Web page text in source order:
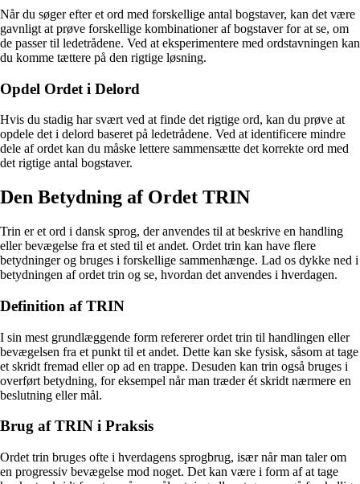
Når du søger efter et ord med forskellige antal bogstaver, kan det være
gavnligt at prøve forskellige kombinationer af bogstaver for at se, om
de passer til ledetrådene. Ved at eksperimentere med ordstavningen kan
du komme tættere på den rigtige løsning.
Opdel Ordet i Delord
Hvis du stadig har svært ved at finde det rigtige ord, kan du prøve at
opdele det i delord baseret på ledetrådene. Ved at identificere mindre
dele af ordet kan du måske lettere sammensætte det korrekte ord med
det rigtige antal bogstaver.
Den Betydning af Ordet TRIN
Trin er et ord i dansk sprog, der anvendes til at beskrive en handling
eller bevægelse fra et sted til et andet. Ordet trin kan have flere
betydninger og bruges i forskellige sammenhænge. Lad os dykke ned i
betydningen af ordet trin og se, hvordan det anvendes i hverdagen.
Definition af TRIN
I sin mest grundlæggende form refererer ordet trin til handlingen eller
bevægelsen fra et punkt til et andet. Dette kan ske fysisk, såsom at tage
et skridt fremad eller op ad en trappe. Desuden kan trin også bruges i
overført betydning, for eksempel når man træder ét skridt nærmere en
beslutning eller mål.
Brug af TRIN i Praksis
Ordet trin bruges ofte i hverdagens sprogbrug, især når man taler om
en progressiv bevægelse mod noget. Det kan være i form af at tage